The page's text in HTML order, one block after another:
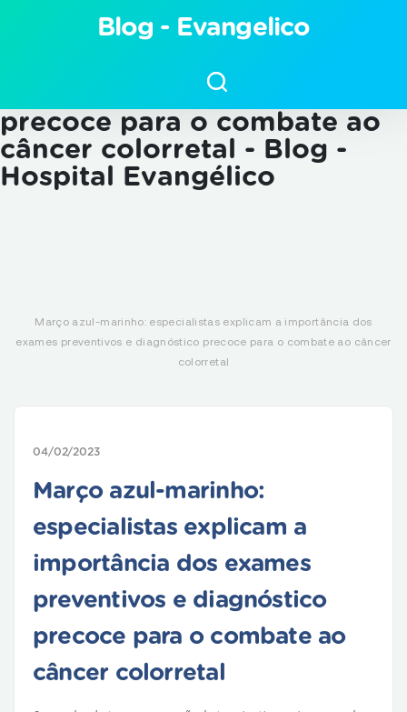
Março azul-marinho:
especialistas explicam a
importância dos exames
preventivos e diagnóstico
precoce para o combate ao
câncer colorretal - Blog -
Hospital Evangélico
Blog - Evangelico
Março azul-marinho: especialistas explicam a importância dos
exames preventivos e diagnóstico precoce para o combate ao câncer
colorretal
04/02/2023
Março azul-marinho:
especialistas explicam a
importância dos exames
preventivos e diagnóstico
precoce para o combate ao
câncer colorretal